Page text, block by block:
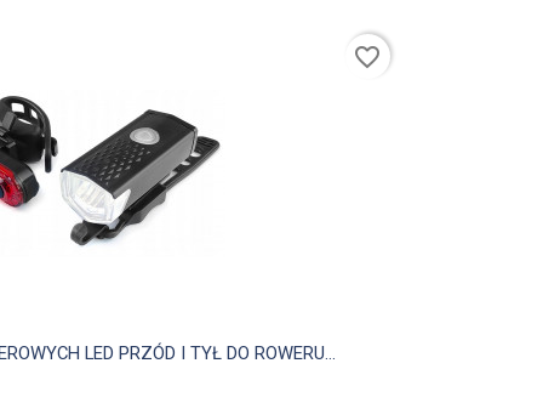
Szybki podgląd
LED PRZÓD I TYŁ DO ROWERU...
favorite_border